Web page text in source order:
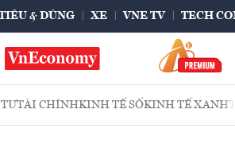
& DÙNG XE VNE TV TECH
TÀI CHÍNHKINH TẾ SỐKINH TẾ XANH